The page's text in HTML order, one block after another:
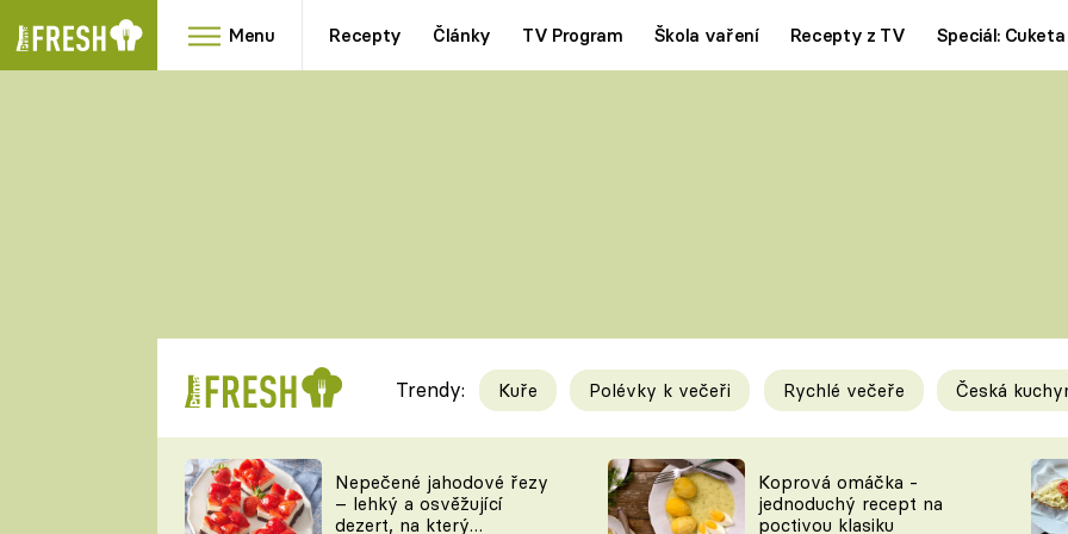
Menu Recepty Články TV Program Škola vaření Recepty z TV Speciál: Cuketa
RYCHLOVKY
Videorecepty
TEĎ VAŘÍ ŠÉF!
Tipy a triky
KAM ZA JÍDLEM
Trendy: Kuře Polévky k večeři Rychlé večeře Česká
Nepečené jahodové řezy
– lehký a osvěžující
dezert, na který
Koprová omáčka -
jednoduchý recept na
poctivou klasiku